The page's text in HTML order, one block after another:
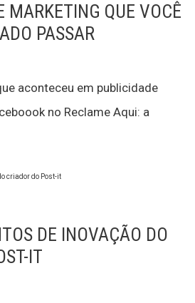
MARKETING QUE VOCÊ
PASSAR
aconteceu em publicidade
no Reclame Aqui: a
DE INOVAÇÃO DO
IT